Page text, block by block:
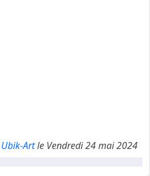
Ubik-Artle Vendredi 24 mai 2024